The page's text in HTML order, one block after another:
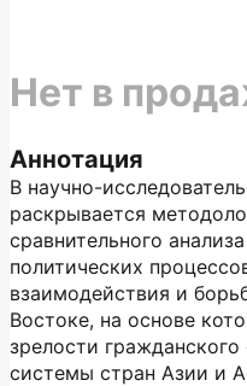
Аннотация
В научно-
раскрывается
сравнительного
политических
взаимодействия и
Востоке, на основе
зрелости
системы стран Азии и
Нет в